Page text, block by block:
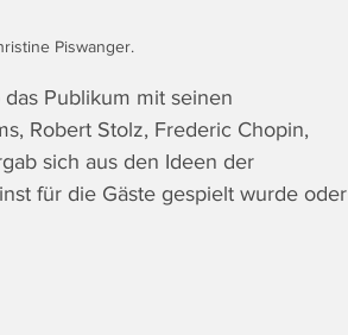
Piswanger.
Publikum mit seinen
Robert Stolz, Frederic Chopin,
sich aus den Ideen der
für die Gäste gespielt wurde oder